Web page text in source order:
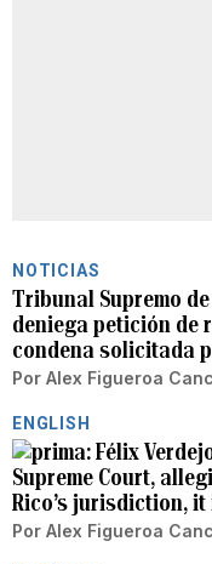
NOTICIAS
Tribunal Supremo
deniega petición de
condena solicitada
Por Alex Figueroa
ENGLISH
Félix
Supreme Court,
Rico’s jurisdiction, it
Por Alex Figueroa